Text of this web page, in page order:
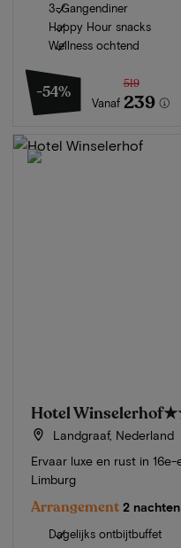
3-Gangendiner
Happy Hour snacks
Wellness ochtend
-54%
Vanaf
519
239
Hotel Winselerhof
Landgraaf, Nederland
Ervaar luxe en rust in
Limburg
Arrangement 2
Dagelijks ontbijtbuffet